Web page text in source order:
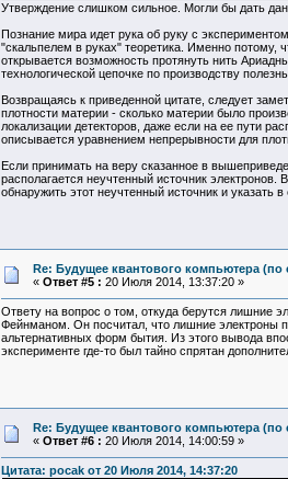
Утверждение слишком сильное. Могли бы дать
Познание мира идет рука об руку с
"скальпелем в руках" теоретика. Именно потому,
открывается возможность протянуть нить
технологической цепочке по производству
Возвращаясь к приведенной цитате, следует
плотности материи - сколько материи было
локализации детекторов, даже если на ее пути
описывается уравнением непрерывности для
Если принимать на веру сказанное в
располагается неучтенный источник
обнаружить этот неучтенный источник и указать
Re: Будущее квантового компьютера (по
« Ответ #5 : 20 Июля 2014, 13:37:20 »
Ответу на вопрос о том, откуда берутся лишние
Фейнманом. Он посчитал, что лишние электроны
альтернативных форм бытия. Из этого вывода
эксперименте где-то был тайно спрятан
Re: Будущее квантового компьютера (по
« Ответ #6 : 20 Июля 2014, 14:00:59 »
Цитата: pocak от 20 Июля 2014, 14:37:20